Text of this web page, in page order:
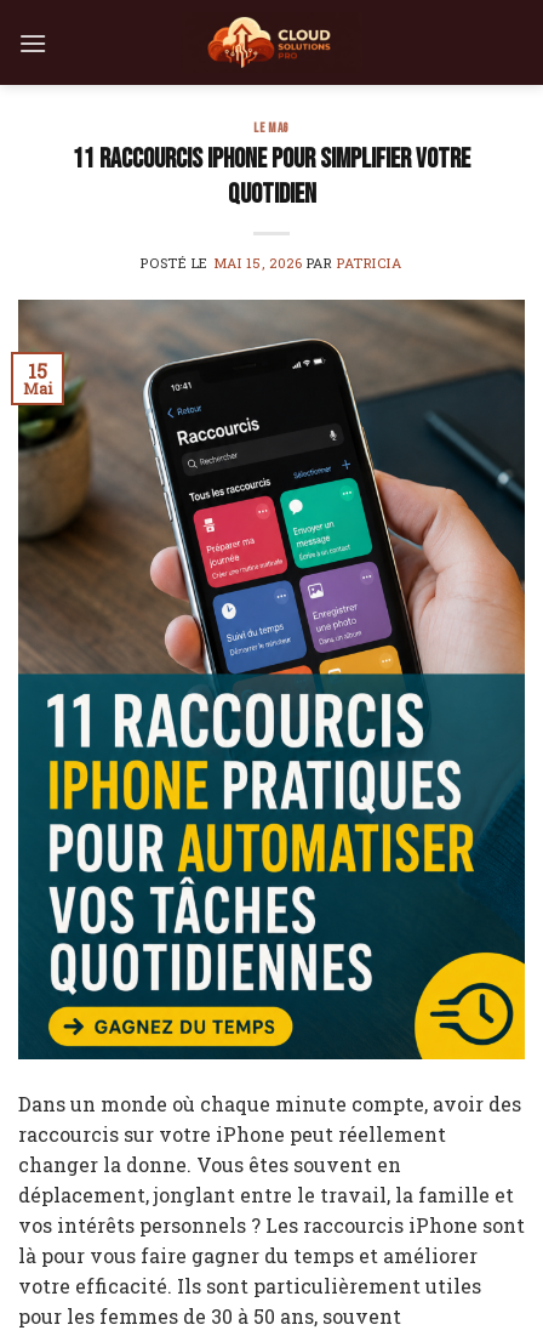
LE MAG
11 raccourcis iPhone pour simplifier votre
quotidien
POSTÉ LE MAI 15, 2026 PARPATRICIA
15
Mai
Dans un monde où chaque minute compte, avoir des
raccourcis sur votre iPhone peut réellement
changer la donne. Vous êtes souvent en
déplacement, jonglant entre le travail, la famille et
vos intérêts personnels ? Les raccourcis iPhone sont
là pour vous faire gagner du temps et améliorer
votre efficacité. Ils sont particulièrement utiles
pour les femmes de 30 à 50 ans, souvent